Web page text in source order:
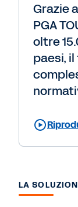
Grazie
PGA
oltre
paesi,
LA